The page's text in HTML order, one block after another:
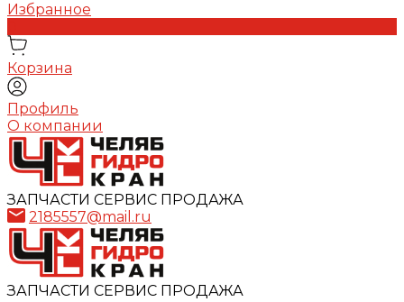
Избранное
Корзина
Профиль
О компании
ЗАПЧАСТИ СЕРВИС ПРОДАЖА
2185557@mail.ru
ЗАПЧАСТИ СЕРВИС ПРОДАЖА